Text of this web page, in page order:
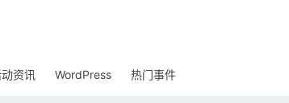
资讯 WordPress 热门事件